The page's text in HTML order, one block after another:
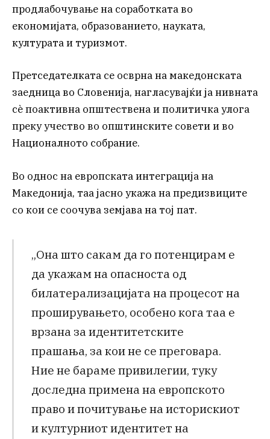
продлабочување на соработката во
економијата, образованието, науката,
културата и туризмот.
Претседателката се осврна на македонската
заедница во Словенија, нагласувајќи ја нивната
сè поактивна општествена и политичка улога
преку учество во општинските совети и во
Националното собрание.
Во однос на европската интеграција на
Македонија, таа јасно укажа на предизвиците
со кои се соочува земјава на тој пат.
„Она што сакам да го потенцирам е
да укажам на опасноста од
билатерализацијата на процесот на
проширувањето, особено кога таа е
врзана за идентитетските
прашања, за кои не се преговара.
Ние не бараме привилегии, туку
доследна примена на европското
право и почитување на историскиот
и културниот идентитет на